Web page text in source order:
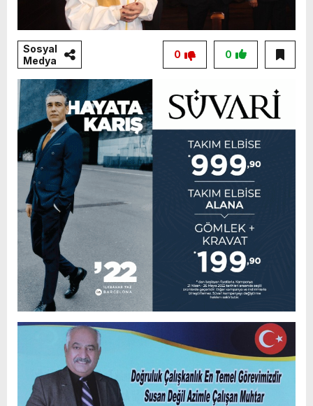
Sosyal
Medya
0
0